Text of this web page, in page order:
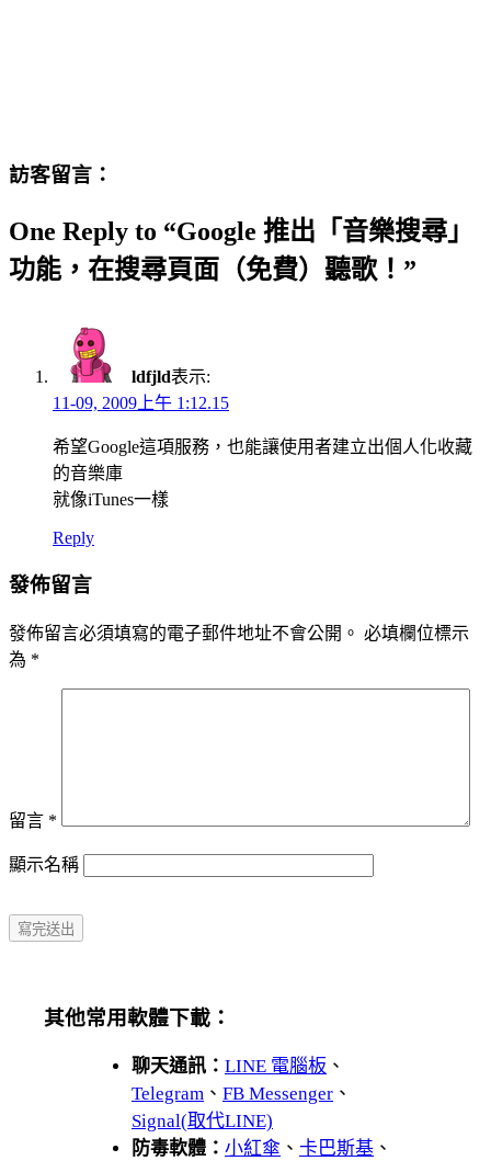
訪客留言：
One Reply to “Google 推出「音樂搜尋」
功能，在搜尋頁面（免費）聽歌！”
ldfjld表示:
11-09, 2009上午 1:12.15
希望Google這項服務，也能讓使用者建立出個人化收藏
的音樂庫
就像iTunes一樣
Reply
發佈留言
發佈留言必須填寫的電子郵件地址不會公開。 必填欄位標示
為 *
留言 *
顯示名稱
其他常用軟體下載：
聊天通訊： LINE 電腦板 、
Telegram 、 FB Messenger 、
Signal(取代LINE)
防毒軟體： 小紅傘 、 卡巴斯基 、